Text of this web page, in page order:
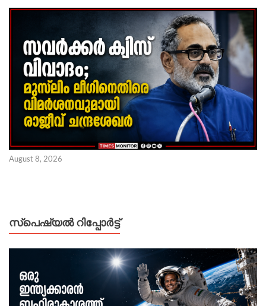
August 8, 2026
സ്പെഷ്യൽ റിപ്പോര്‍ട്ട്